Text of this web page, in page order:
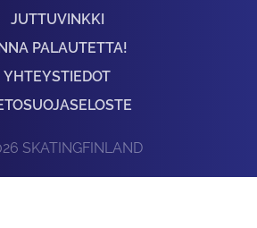
JUTTUVINKKI
PALAUTETTA!
YHTEYSTIEDOT
SKATINGFINLAND